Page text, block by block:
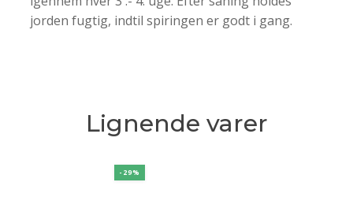
jorden fugtig, indtil spiringen er godt i gang.
Lignende varer
-29%